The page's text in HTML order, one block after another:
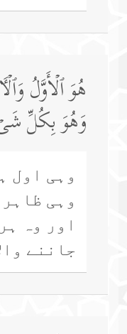
هُوَ ٱلۡأَوَّلُ
وَهُوَ بِكُلِّ
وہی اول
وہی
اور وہ
جاننے